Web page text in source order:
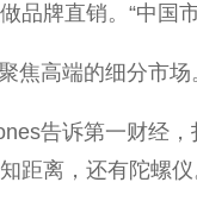
品牌直销。“中国
焦高端的细分市
告诉第一财经
距离，还有陀螺